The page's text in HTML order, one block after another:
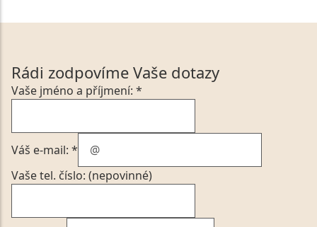
Rádi zodpovíme Vaše dotazy
Vaše jméno a příjmení: *
Váš e-mail: *
Vaše tel. číslo: (nepovinné)